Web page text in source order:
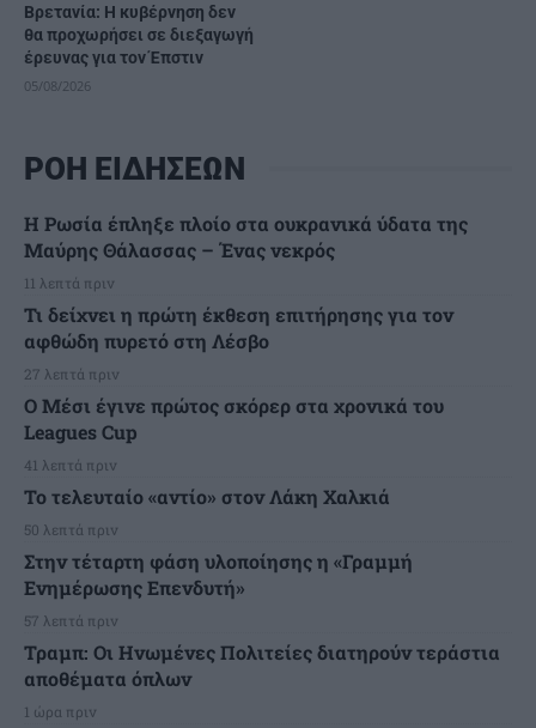
Βρετανία: Η κυβέρνηση δεν
θα προχωρήσει σε διεξαγωγή
έρευνας για τον Έπστιν
05/08/2026
ΡΟΗ ΕΙΔΗΣΕΩΝ
Η Ρωσία έπληξε πλοίο στα ουκρανικά ύδατα της
Μαύρης Θάλασσας – Ένας νεκρός
11 λεπτά πριν
Τι δείχνει η πρώτη έκθεση επιτήρησης για τον
αφθώδη πυρετό στη Λέσβο
27 λεπτά πριν
Ο Μέσι έγινε πρώτος σκόρερ στα χρονικά του
Leagues Cup
41 λεπτά πριν
Το τελευταίο «αντίο» στον Λάκη Χαλκιά
50 λεπτά πριν
Στην τέταρτη φάση υλοποίησης η «Γραμμή
Ενημέρωσης Επενδυτή»
57 λεπτά πριν
Τραμπ: Οι Ηνωμένες Πολιτείες διατηρούν τεράστια
αποθέματα όπλων
1 ώρα πριν